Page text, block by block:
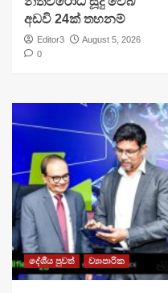
අඩවි 24ක් තහනම්
Editor3
August 5, 2026
0
දේශීය පුවත් ව්‍යාපාරික